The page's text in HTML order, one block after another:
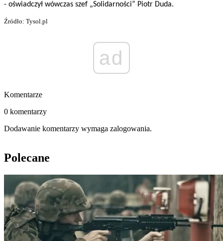
- oświadczył wówczas szef „Solidarności” Piotr Duda.
Źródło: Tysol.pl
ad
Komentarze
0 komentarzy
Dodawanie komentarzy wymaga zalogowania.
Polecane